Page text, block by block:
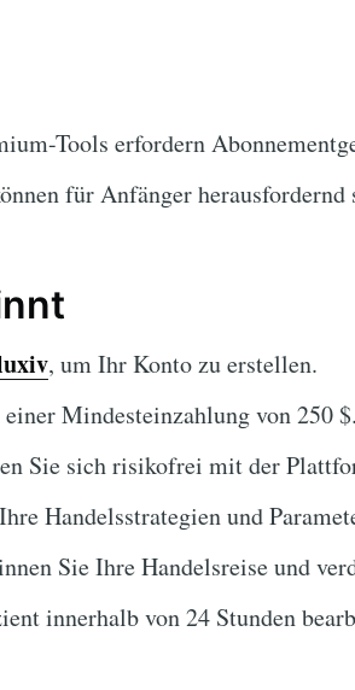
Tools erfordern
für Anfänger herausfordernd
, um Ihr Konto zu erstellen.
Mindesteinzahlung von 250 $.
Sie sich risikofrei mit der
Handelsstrategien und
Sie Ihre Handelsreise und
innerhalb von 24 Stunden